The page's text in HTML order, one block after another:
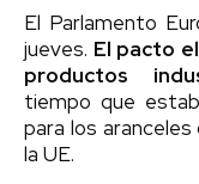
El Parlamento
jueves. El pacto
productos
tiempo que
para los
la UE.